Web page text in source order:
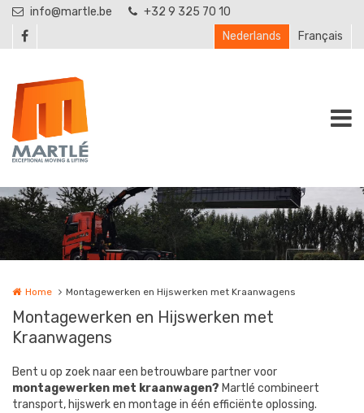
Overslaan en naar de inhoud gaan
info@martle.be
+32 9 325 70 10
Nederlands
Français
Home Montagewerken en Hijswerken met Kraanwagens
Montagewerken en Hijswerken met
Kraanwagens
Bent u op zoek naar een betrouwbare partner voor
montagewerken met kraanwagen? Martlé combineert
transport, hijswerk en montage in één efficiënte oplossing.